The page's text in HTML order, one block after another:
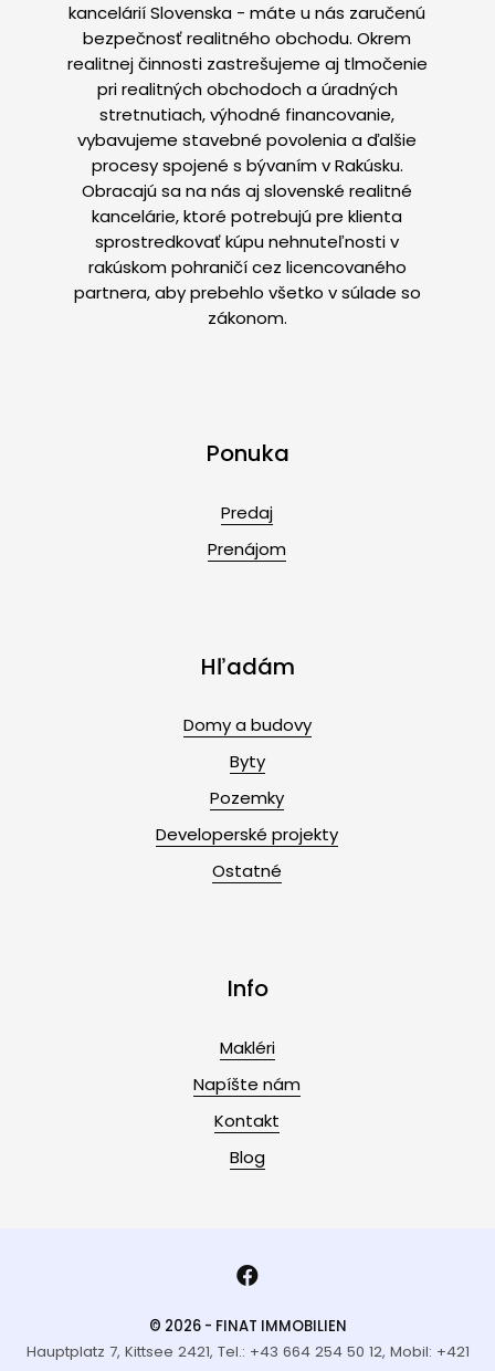
kancelárií Slovenska - máte u nás zaručenú
bezpečnosť realitného obchodu. Okrem
realitnej činnosti zastrešujeme aj tlmočenie
pri realitných obchodoch a úradných
stretnutiach, výhodné financovanie,
vybavujeme stavebné povolenia a ďalšie
procesy spojené s bývaním v Rakúsku.
Obracajú sa na nás aj slovenské realitné
kancelárie, ktoré potrebujú pre klienta
sprostredkovať kúpu nehnuteľnosti v
rakúskom pohraničí cez licencovaného
partnera, aby prebehlo všetko v súlade so
zákonom.
Ponuka
Predaj
Prenájom
Hľadám
Domy a budovy
Byty
Pozemky
Developerské projekty
Ostatné
Info
Makléri
Napíšte nám
Kontakt
Blog
© 2026 - FINAT IMMOBILIEN
Hauptplatz 7, Kittsee 2421, Tel.: +43 664 254 50 12, Mobil: +421